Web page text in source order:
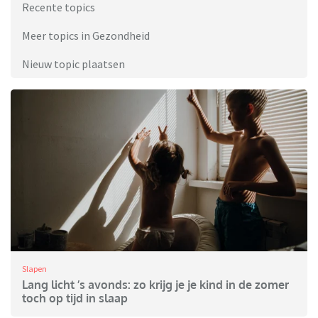
Recente topics
Meer topics in Gezondheid
Nieuw topic plaatsen
Slapen
Lang licht ’s avonds: zo krijg je je kind in de zomer
toch op tijd in slaap